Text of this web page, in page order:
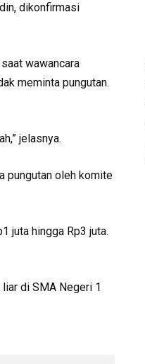
dikonfirmasi
wawancara
meminta pungutan.
jelasnya.
pungutan oleh komite
juta hingga Rp3 juta.
di SMA Negeri 1